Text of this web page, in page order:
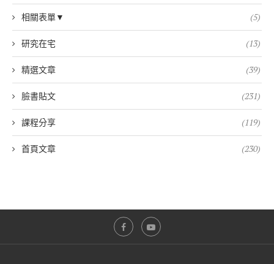
相關表單▼ (5)
研究在宅 (13)
精選文章 (39)
臉書貼文 (231)
課程分享 (119)
首頁文章 (230)